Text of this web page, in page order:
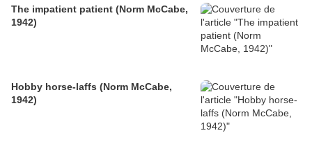
The impatient patient (Norm McCabe,
1942)
Hobby horse-laffs (Norm McCabe,
1942)